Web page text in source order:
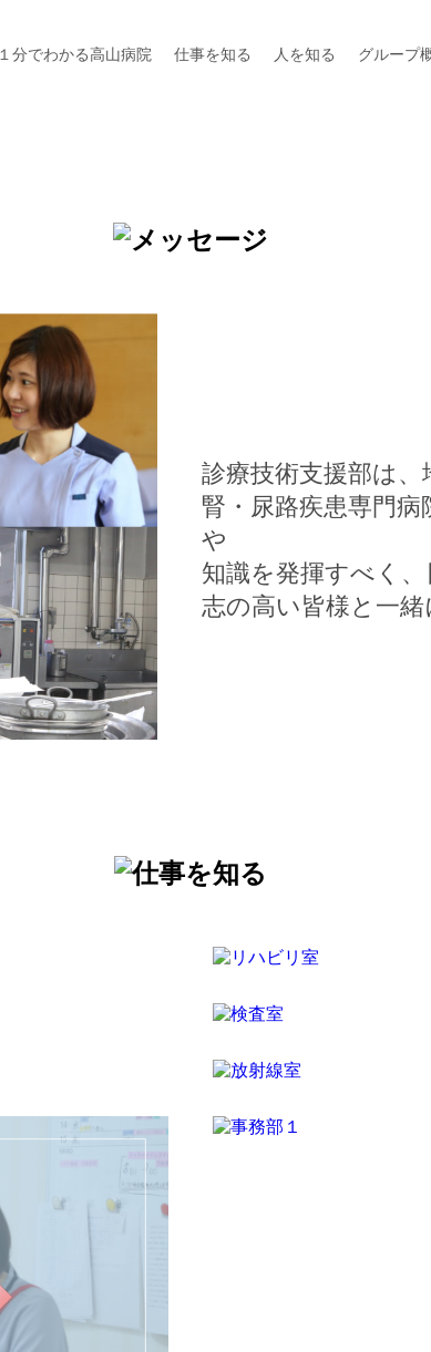
１分でわかる高山病院 仕事を知る 人を知る グループ
診療技術支援部は、
腎・尿路疾患専門
や
知識を発揮すべく、
志の高い皆様と一